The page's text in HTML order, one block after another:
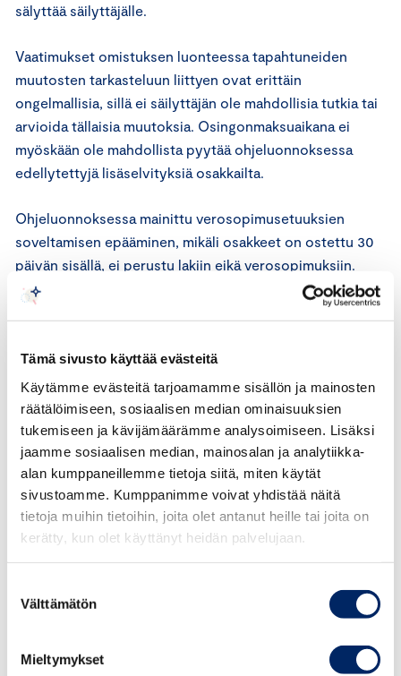
Tämä sivusto käyttää evästeitä
Käytämme evästeitä tarjoamamme sisällön ja mainosten
räätälöimiseen, sosiaalisen median ominaisuuksien
tukemiseen ja kävijämäärämme analysoimiseen. Lisäksi
jaamme sosiaalisen median, mainosalan ja analytiikka-
alan kumppaneillemme tietoja siitä, miten käytät
sivustoamme. Kumppanimme voivat yhdistää näitä
tietoja muihin tietoihin, joita olet antanut heille tai joita on
kerätty, kun olet käyttänyt heidän palvelujaan.
valinta
Välttämätön
Mieltymykset
sälyttää säilyttäjälle.
Vaatimukset omistuksen luonteessa tapahtuneiden
muutosten tarkasteluun liittyen ovat erittäin
ongelmallisia, sillä ei säilyttäjän ole mahdollisia tutkia tai
arvioida tällaisia muutoksia. Osingonmaksuaikana ei
myöskään ole mahdollista pyytää ohjeluonnoksessa
edellytettyjä lisäselvityksiä osakkailta.
Ohjeluonnoksessa mainittu verosopimusetuuksien
soveltamisen epääminen, mikäli osakkeet on ostettu 30
päivän sisällä, ei perustu lakiin eikä verosopimuksiin.
Keskuskauppakamarin näkemyksen mukaan Verohallinto
ei voi edellyttää säilyttäjältä tällaista toimenpidettä.
Ohjeluonnoksen mukainen 2 500 euron raja erityiseen
huolellisuusmenettelyyn kuuluvan osingon määrälle ei
perustu lakiin. Raja on suhteettoman alhainen ottaen
huomioon, että tavanomainen 15 %:n lähdevero 2 500
euron suuruisesta osingosta olisi 375 euroa, ja erityistä
huolellisuusmenettelyä sovellettaisiin vain tätä
alhaisemmalla prosentilla tehtyihin pidätyksiin. Jos
tällainen erityinen huolellisuusvelvollisuus nähdään
välttämättömäksi määrätä, tulisi rajan olla
Keskuskauppakamarin näkemyksen mukaan merkittävästi
veronkiertosäännösten tulkinnan sälyttäminen